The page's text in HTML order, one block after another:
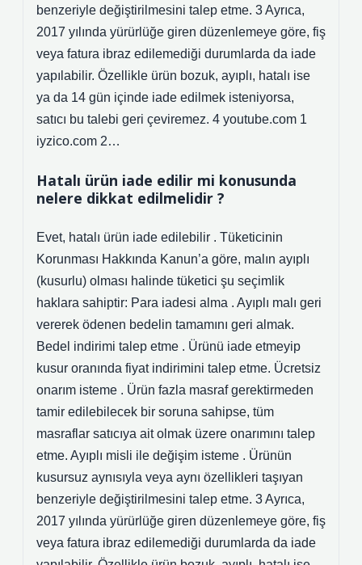
benzeriyle değiştirilmesini talep etme. 3 Ayrıca,
2017 yılında yürürlüğe giren düzenlemeye göre, fiş
veya fatura ibraz edilemediği durumlarda da iade
yapılabilir. Özellikle ürün bozuk, ayıplı, hatalı ise
ya da 14 gün içinde iade edilmek isteniyorsa,
satıcı bu talebi geri çeviremez. 4 youtube.com 1
iyzico.com 2…
Hatalı ürün iade edilir mi konusunda
nelere dikkat edilmelidir ?
Evet, hatalı ürün iade edilebilir . Tüketicinin
Korunması Hakkında Kanun’a göre, malın ayıplı
(kusurlu) olması halinde tüketici şu seçimlik
haklara sahiptir: Para iadesi alma . Ayıplı malı geri
vererek ödenen bedelin tamamını geri almak.
Bedel indirimi talep etme . Ürünü iade etmeyip
kusur oranında fiyat indirimini talep etme. Ücretsiz
onarım isteme . Ürün fazla masraf gerektirmeden
tamir edilebilecek bir soruna sahipse, tüm
masraflar satıcıya ait olmak üzere onarımını talep
etme. Ayıplı misli ile değişim isteme . Ürünün
kusursuz aynısıyla veya aynı özellikleri taşıyan
benzeriyle değiştirilmesini talep etme. 3 Ayrıca,
2017 yılında yürürlüğe giren düzenlemeye göre, fiş
veya fatura ibraz edilemediği durumlarda da iade